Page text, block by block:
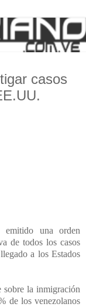
casos
emitido una orden
de todos los casos
a los Estados
sobre la inmigración
de los venezolanos